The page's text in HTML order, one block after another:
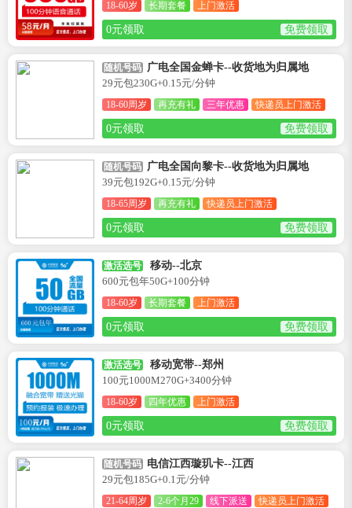
18-60岁 长期套餐 上门激活
0元领取 免费领取
随机号码 广电全国金蝉卡--收货地为归属地
29元包230G+0.15元/分钟
18-60周岁 再充有礼 三年优惠 快递员上门激活
0元领取 免费领取
随机号码 广电全国向黎卡--收货地为归属地
39元包192G+0.15元/分钟
18-65周岁 再充有礼 快递员上门激活
0元领取 免费领取
激活选号
移动--北京
600元包年50G+100分钟
18-60岁 长期套餐 上门激活
0元领取 免费领取
激活选号
移动宽带--郑州
100元1000M270G+3400分钟
18-60岁 四年优惠 上门激活
0元领取 免费领取
随机号码 电信江西璇玑卡--江西
29元包185G+0.1元/分钟
21-64周岁 2-6个月29 线下派送 快递员上门激活